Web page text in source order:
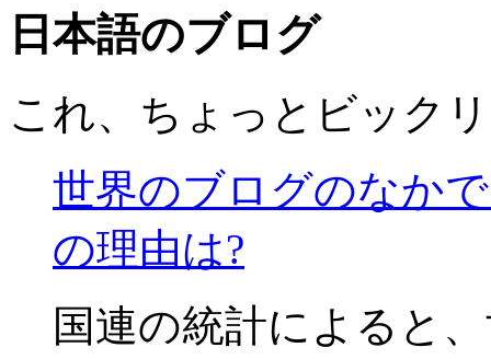
日本語のブログ
これ、ちょっとビック
世界のブログのなか
の理由は?
国連の統計によると